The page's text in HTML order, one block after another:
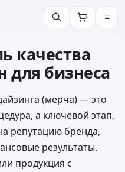
≡
качества
для бизнеса
(мерча) — это
а ключевой этап,
репутацию бренда,
результаты.
продукция с